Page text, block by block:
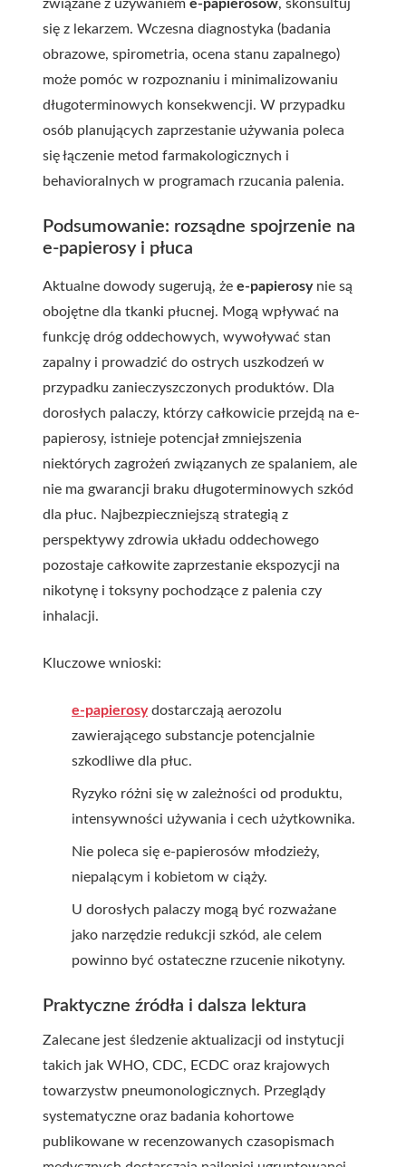
związane z używaniem e-papierosów, skonsultuj
się z lekarzem. Wczesna diagnostyka (badania
obrazowe, spirometria, ocena stanu zapalnego)
może pomóc w rozpoznaniu i minimalizowaniu
długoterminowych konsekwencji. W przypadku
osób planujących zaprzestanie używania poleca
się łączenie metod farmakologicznych i
behavioralnych w programach rzucania palenia.
Podsumowanie: rozsądne spojrzenie na
e-papierosy i płuca
Aktualne dowody sugerują, że e-papierosynie są
obojętne dla tkanki płucnej. Mogą wpływać na
funkcję dróg oddechowych, wywoływać stan
zapalny i prowadzić do ostrych uszkodzeń w
przypadku zanieczyszczonych produktów. Dla
dorosłych palaczy, którzy całkowicie przejdą na e-
papierosy, istnieje potencjał zmniejszenia
niektórych zagrożeń związanych ze spalaniem, ale
nie ma gwarancji braku długoterminowych szkód
dla płuc. Najbezpieczniejszą strategią z
perspektywy zdrowia układu oddechowego
pozostaje całkowite zaprzestanie ekspozycji na
nikotynę i toksyny pochodzące z palenia czy
inhalacji.
Kluczowe wnioski:
e-papierosydostarczają aerozolu
zawierającego substancje potencjalnie
szkodliwe dla płuc.
Ryzyko różni się w zależności od produktu,
intensywności używania i cech użytkownika.
Nie poleca się e-papierosów młodzieży,
niepalącym i kobietom w ciąży.
U dorosłych palaczy mogą być rozważane
jako narzędzie redukcji szkód, ale celem
powinno być ostateczne rzucenie nikotyny.
Praktyczne źródła i dalsza lektura
Zalecane jest śledzenie aktualizacji od instytucji
takich jak WHO, CDC, ECDC oraz krajowych
towarzystw pneumonologicznych. Przeglądy
systematyczne oraz badania kohortowe
publikowane w recenzowanych czasopismach